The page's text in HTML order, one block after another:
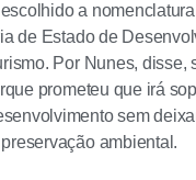
a
de Estado de
Por Nunes, disse,
prometeu que irá
sem
ambiental.